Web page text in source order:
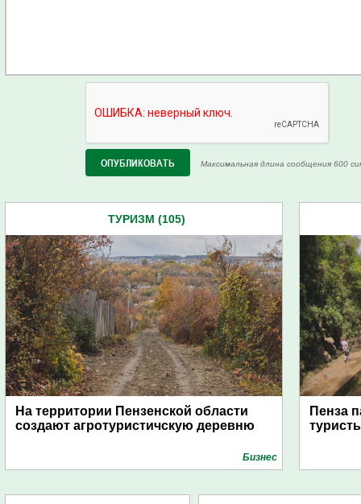
Максимальная длина сообщения 600
ТУРИЗМ (105)
На территории Пензенской области
создают агротуристичскую деревню
Бизнес
Пенза